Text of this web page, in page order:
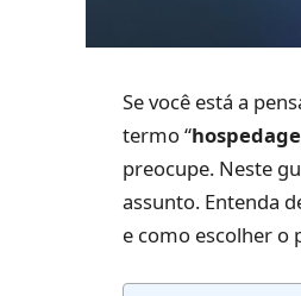
Se você está a
termo “
preocupe. Neste
assunto. Entenda
e como escolher o